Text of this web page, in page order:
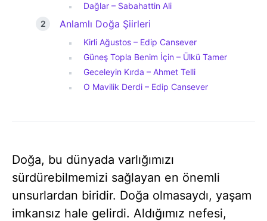
Dağlar – Sabahattin Ali
Anlamlı Doğa Şiirleri
Kirli Ağustos – Edip Cansever
Güneş Topla Benim İçin – Ülkü Tamer
Geceleyin Kırda – Ahmet Telli
O Mavilik Derdi – Edip Cansever
Doğa, bu dünyada varlığımızı
sürdürebilmemizi sağlayan en önemli
unsurlardan biridir. Doğa olmasaydı, yaşam
imkansız hale gelirdi. Aldığımız nefesi,